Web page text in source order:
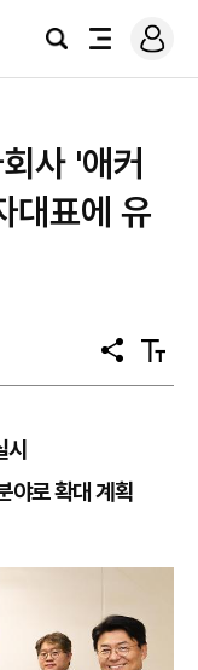
검
전
로
그
사 '애커
대표에 유
공
유
텍
스
야로 확대 계획